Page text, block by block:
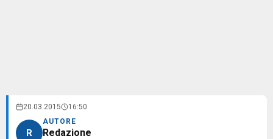
20.03.2015 16:50
R
AUTORE
Redazione